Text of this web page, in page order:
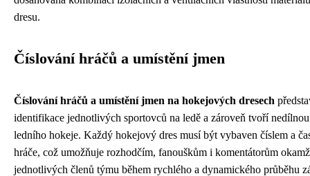
dresu.
Číslování hráčů a umístění jmen
Číslování hráčů a umístění jmen na hokejových dresech
identifikace jednotlivých sportovců na ledě a zároveň tvoří
ledního hokeje. Každý hokejový dres musí být vybaven číslem a
hráče, což umožňuje rozhodčím, fanouškům i komentátorům
jednotlivých členů týmu během rychlého a dynamického průběhu